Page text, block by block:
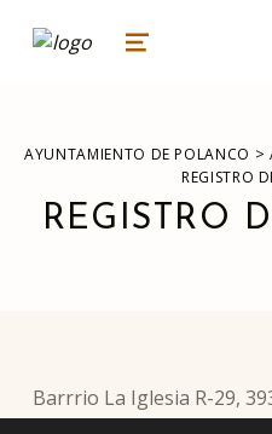
ayuntamiento
AYUNTAMIENTO DE POLANCO MENU
AYUNTAMIENTO DE POLANCO >
REGISTRO
REGISTRO
Barrrio La Iglesia R-29,